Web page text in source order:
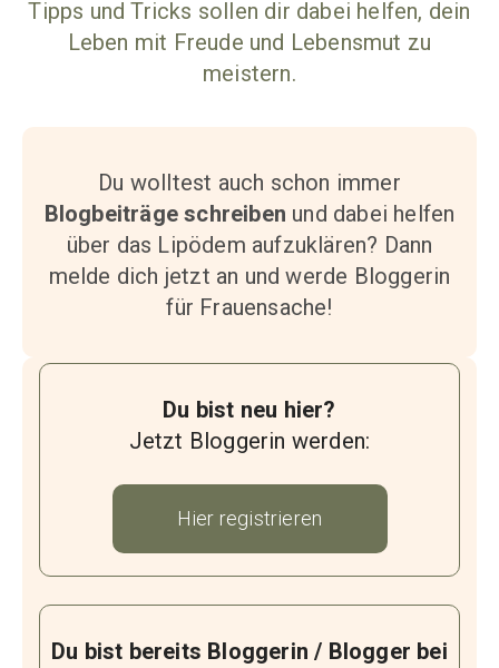
Tipps und Tricks sollen dir dabei helfen, dein
Leben mit Freude und Lebensmut zu
meistern.
Du wolltest auch schon immer
Blogbeiträge schreiben und dabei helfen
über das Lipödem aufzuklären? Dann
melde dich jetzt an und werde Bloggerin
für Frauensache!
Du bist neu hier?
Jetzt Bloggerin werden:
Hier registrieren
Du bist bereits Bloggerin / Blogger bei